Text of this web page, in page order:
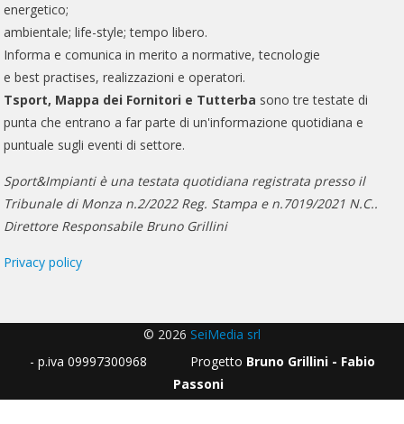
energetico;
ambientale; life-style; tempo libero.
Informa e comunica in merito a normative, tecnologie
e best practises, realizzazioni e operatori.
Tsport, Mappa dei Fornitori e Tutterba sono tre testate di
punta che entrano a far parte di un'informazione quotidiana e
puntuale sugli eventi di settore.
Sport&Impianti è una testata quotidiana registrata presso il
Tribunale di Monza n.2/2022 Reg. Stampa e n.7019/2021 N.C..
Direttore Responsabile Bruno Grillini
Privacy policy
© 2026 SeiMedia srl
- p.iva 09997300968 Progetto Bruno Grillini - Fabio
Passoni